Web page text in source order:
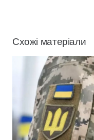
Схожі матеріали